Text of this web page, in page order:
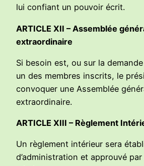
lui confiant un pouvoir écrit.
ARTICLE XII – Assemblée
extraordinaire
Si besoin est, ou sur la
un des membres inscrits, le
convoquer une Assemblée
extraordinaire.
ARTICLE XIII – Règlement
Un règlement intérieur sera
d’administration et approuvé par